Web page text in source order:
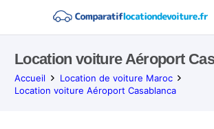
Location voiture Aéroport
Accueil
Location de voiture Maroc
Location voiture Aéroport Casablanca